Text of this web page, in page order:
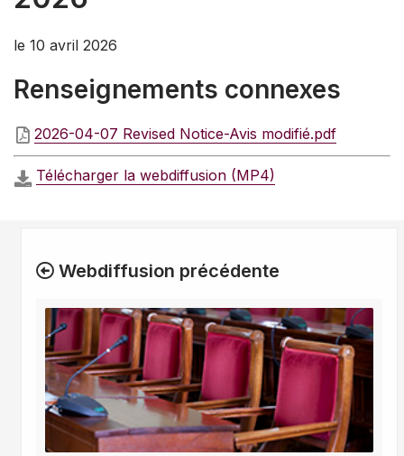
le 10 avril 2026
Renseignements connexes
2026-04-07 Revised Notice-Avis modifié.pdf
Télécharger la webdiffusion (MP4)
Webdiffusion précédente